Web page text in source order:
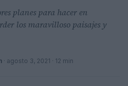
planes para hacer en
los maravilloso paisajes y
· agosto 3, 2021 · 12 min